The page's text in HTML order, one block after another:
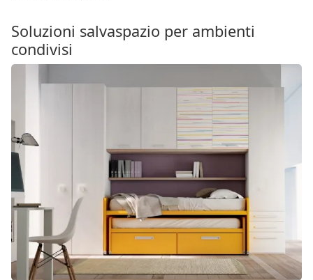
Soluzioni salvaspazio per ambienti
condivisi